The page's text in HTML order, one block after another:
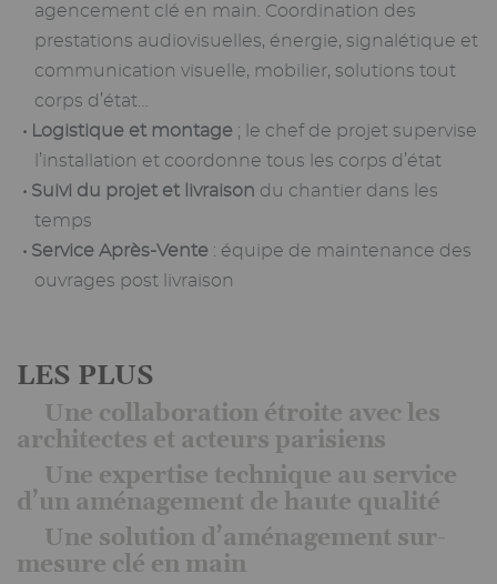
agencement clé en main. Coordination des
prestations audiovisuelles, énergie, signalétique et
communication visuelle, mobilier, solutions tout
corps d’état…
Logistique et montage ; le chef de projet supervise
l’installation et coordonne tous les corps d’état
Suivi du projet et livraison du chantier dans les
temps
Service Après-Vente: équipe de maintenance des
ouvrages post livraison
LES PLUS
Une collaboration étroite avec les
architectes et acteurs parisiens
Une expertise technique au service
d’un aménagement de haute qualité
Une solution d’aménagement sur-
mesure clé en main